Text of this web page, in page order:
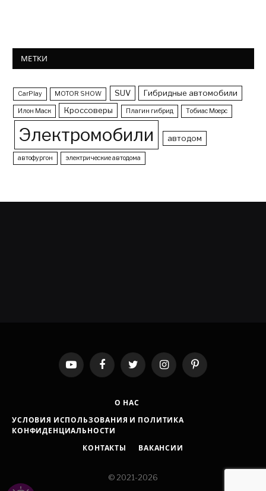
МЕТКИ
CarPlay MOTOR SHOW SUV Гибридные автомобили
Илон Маск Кроссоверы Плагин гибрид Тобиас Моерс
Электромобили автодом
автофургон электрические автодома
YouTubeFacebookTwitter InstagramPinterest
О НАС
УСЛОВИЯ ИСПОЛЬЗОВАНИЯ И ПОЛИТИКА
КОНФИДЕНЦИАЛЬНОСТИ
КОНТАКТЫ
ВАКАНСИИ
© 2021-2026